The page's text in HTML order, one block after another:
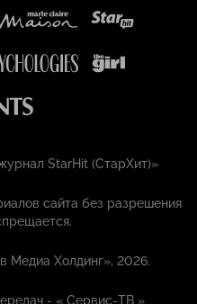
StarHit (СтарХит)»
сайта без разрешения
Медиа Холдинг», 2026.
- «Сервис-ТВ »